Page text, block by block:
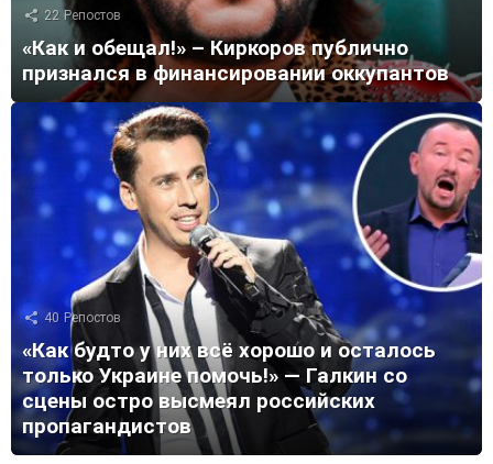
22 Репостов
«Как и обещал!» – Киркоров публично
признался в финансировании оккупантов
40 Репостов
«Как будто у них всё хорошо и осталось
только Украине помочь!» — Галкин со
сцены остро высмеял российских
пропагандистов